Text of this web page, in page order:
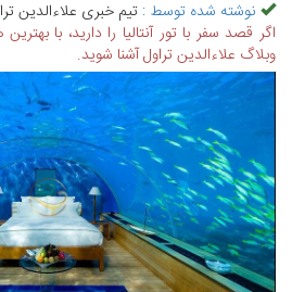
نوشته شده توسط : تیم خبری علاءالدین
اگر قصد سفر با تور آنتالیا را دارید، با
وبلاگ علاءالدین تراول آشنا شوید.